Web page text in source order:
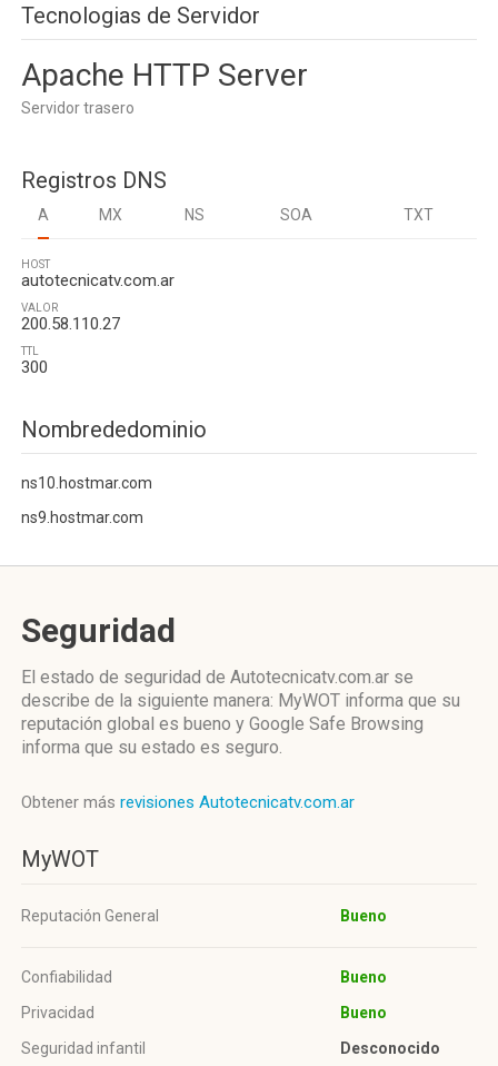
Tecnologias de Servidor
Apache HTTP Server
Servidor trasero
Registros DNS
A MX NS SOA TXT
HOST
autotecnicatv.com.ar
VALOR
200.58.110.27
TTL
300
Nombrededominio
ns10.hostmar.com
ns9.hostmar.com
Seguridad
El estado de seguridad de Autotecnicatv.com.ar se
describe de la siguiente manera: MyWOT informa que su
reputación global es bueno y Google Safe Browsing
informa que su estado es seguro.
Obtener más revisiones Autotecnicatv.com.ar
MyWOT
Reputación General Bueno
Confiabilidad
Bueno
Privacidad
Bueno
Seguridad infantil
Desconocido